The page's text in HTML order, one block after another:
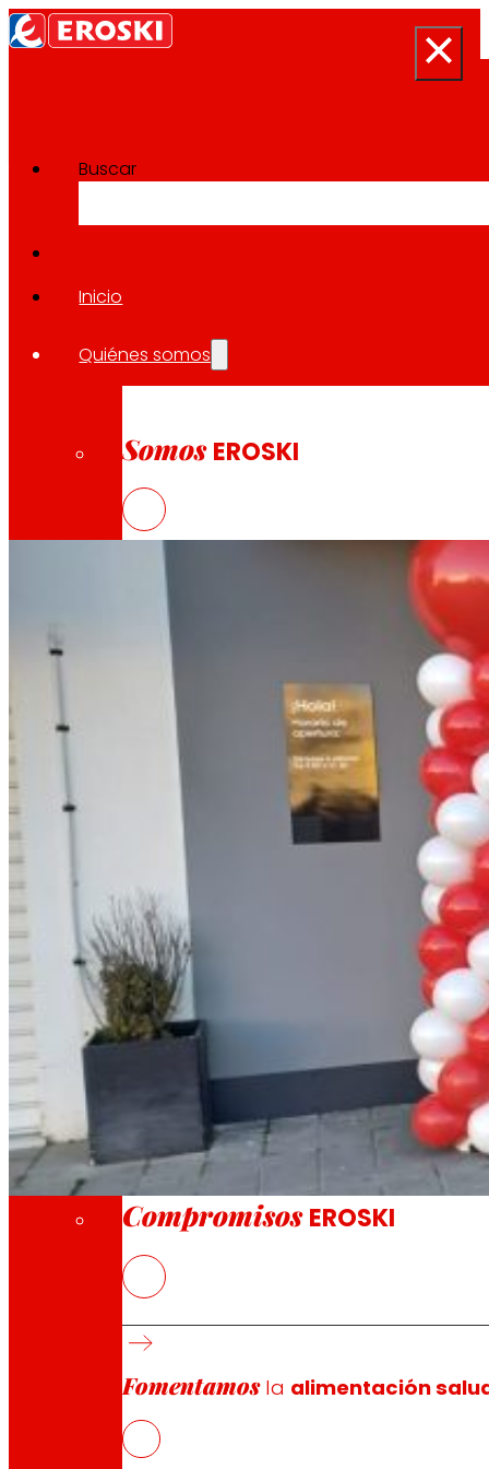
Buscar
Inicio
Quiénes somos
Somos EROSKI
Así somos
Todo nuestro ADN: un viaje por la misión, la
Cooperativa
Somos por y para las personas. Descubre
Fundación
A través de nuestra Fundación impulsamos
Compromisos
Compromisos EROSKI
Fomentamosla alimentación
Sala de prensa
Volver a todas las noticias
26.01.2023
EROSKI inaugura un nuevo
La nueva tienda franquiciada ofrece a los
EROSKI ha alcanzado el hito de 600